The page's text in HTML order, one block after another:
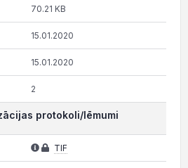
70.21 KB
15.01.2020
15.01.2020
2
protokoli/lēmumi
TIF